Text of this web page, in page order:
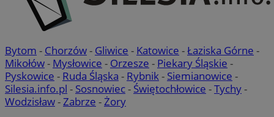
Bytom - Chorzów- Gliwice - Katowice -Łaziska Górne -
Mikołów- Mysłowice - Orzesze - Piekary Śląskie -
Pyskowice - Ruda Śląska - Rybnik- Siemianowice -
Silesia.info.pl - Sosnowiec- Świętochłowice -Tychy-
Wodzisław-Zabrze -Żory